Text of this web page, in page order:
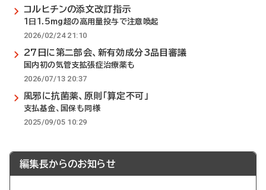
コルヒチンの添文改訂指示
1日1.5mg超の高用量投与で注意喚起
2026/02/24 21:10
27日に第二部会、新有効成分3品目審議
国内初の気管支拡張症治療薬も
2026/07/13 20:37
風邪に抗菌薬、原則「算定不可」
支払基金、国保も同様
2025/09/05 10:29
編集長からのお知らせ